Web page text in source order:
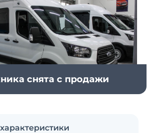
снята с продажи